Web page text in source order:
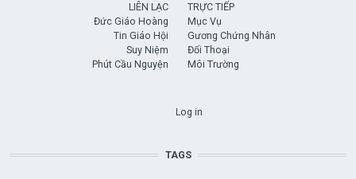
LIÊN LẠC
Đức Giáo Hoàng
Tin Giáo Hội
Suy Niệm
Phút Cầu Nguyện
TRỰC TIẾP
Mục Vụ
Gương Chứng Nhân
Đối Thoại
Môi Trường
Log in
TAGS